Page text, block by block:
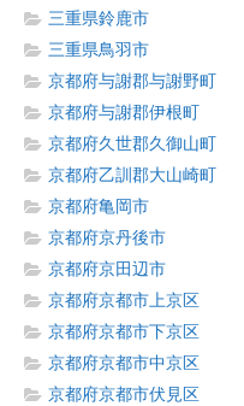
三重県鈴鹿市
三重県鳥羽市
京都府与謝郡与謝野町
京都府与謝郡伊根町
京都府久世郡久御山町
京都府乙訓郡大山崎町
京都府亀岡市
京都府京丹後市
京都府京田辺市
京都府京都市上京区
京都府京都市下京区
京都府京都市中京区
京都府京都市伏見区